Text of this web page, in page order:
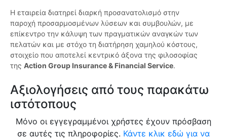
Η εταιρεία διατηρεί διαρκή προσανατολισμό στην
παροχή προσαρμοσμένων λύσεων και συμβουλών, με
επίκεντρο την κάλυψη των πραγματικών αναγκών των
πελατών και με στόχο τη διατήρηση χαμηλού κόστους,
στοιχείο που αποτελεί κεντρικό άξονα της φιλοσοφίας
της Action Group Insurance & Financial Service.
Αξιολογήσεις από τους παρακάτω
ιστότοπους
Μόνο οι εγγεγραμμένοι χρήστες έχουν πρόσβαση
σε αυτές τις πληροφορίες. Κάντε κλικ εδώ για να